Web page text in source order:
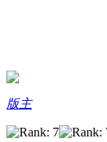
版主